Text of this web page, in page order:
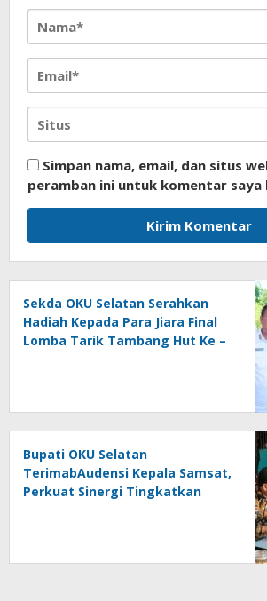
Simpan nama, email, dan situs
peramban ini untuk komentar
Sekda OKU Selatan Serahkan
Hadiah Kepada Para Jiara Final
Lomba Tarik Tambang Hut Ke –
Bupati OKU Selatan
TerimabAudensi Kepala Samsat,
Perkuat Sinergi Tingkatkan